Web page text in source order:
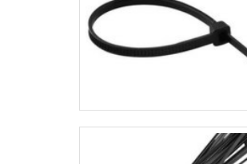
qualificados, garantem o
cada cliente de ponta a ponta.